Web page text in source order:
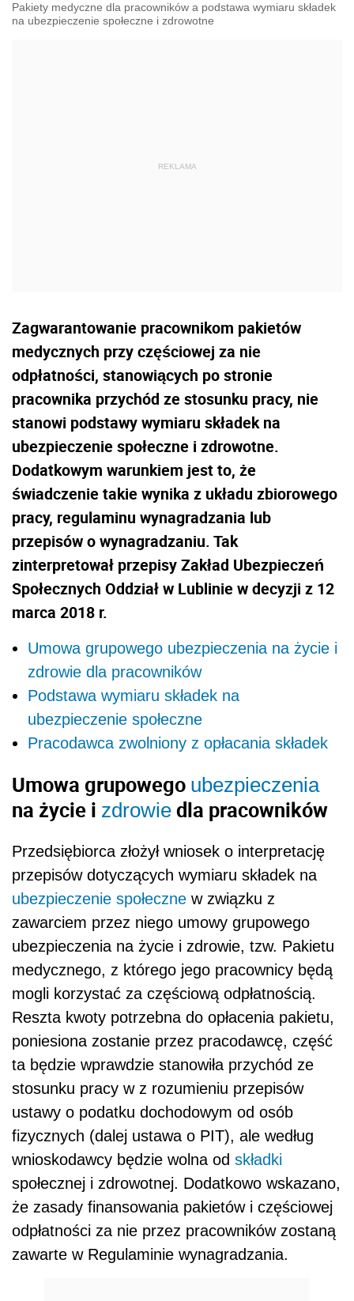
Pakiety medyczne dla pracowników a podstawa wymiaru składek
na ubezpieczenie społeczne i zdrowotne
Zagwarantowanie pracownikom pakietów
medycznych przy częściowej za nie
odpłatności, stanowiących po stronie
pracownika przychód ze stosunku pracy, nie
stanowi podstawy wymiaru składek na
ubezpieczenie społeczne i zdrowotne.
Dodatkowym warunkiem jest to, że
świadczenie takie wynika z układu zbiorowego
pracy, regulaminu wynagradzania lub
przepisów o wynagradzaniu. Tak
zinterpretował przepisy Zakład Ubezpieczeń
Społecznych Oddział w Lublinie w decyzji z 12
marca 2018 r.
Umowa grupowego ubezpieczenia na życie i
zdrowie dla pracowników
Podstawa wymiaru składek na
ubezpieczenie społeczne
Pracodawca zwolniony z opłacania składek
Umowa grupowego ubezpieczenia
na życie i zdrowie dla pracowników
Przedsiębiorca złożył wniosek o interpretację
przepisów dotyczących wymiaru składek na
ubezpieczenie społeczne w związku z
zawarciem przez niego umowy grupowego
ubezpieczenia na życie i zdrowie, tzw. Pakietu
medycznego, z którego jego pracownicy będą
mogli korzystać za częściową odpłatnością.
Reszta kwoty potrzebna do opłacenia pakietu,
poniesiona zostanie przez pracodawcę, część
ta będzie wprawdzie stanowiła przychód ze
stosunku pracy w z rozumieniu przepisów
ustawy o podatku dochodowym od osób
fizycznych (dalej ustawa o PIT), ale według
wnioskodawcy będzie wolna od składki
społecznej i zdrowotnej. Dodatkowo wskazano,
że zasady finansowania pakietów i częściowej
odpłatności za nie przez pracowników zostaną
zawarte w Regulaminie wynagradzania.